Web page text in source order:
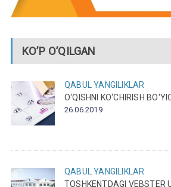
KO’P O’QILGAN
QABUL YANGILIKLAR
O‘QISHNI KO‘CHIRISH
26.06.2019
QABUL YANGILIKLAR
TOSHKENTDAGI VEBSTER